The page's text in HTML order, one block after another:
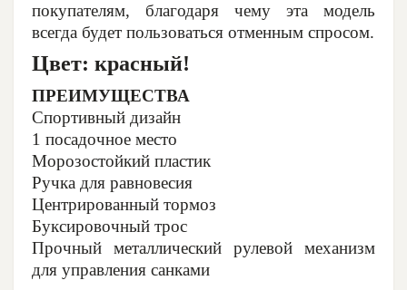
покупателям, благодаря чему эта модель
всегда будет пользоваться отменным спросом.
Цвет: красный!
ПРЕИМУЩЕСТВА
Спортивный дизайн
1 посадочное место
Морозостойкий пластик
Ручка для равновесия
Центрированный тормоз
Буксировочный трос
Прочный металлический рулевой механизм
для управления санками